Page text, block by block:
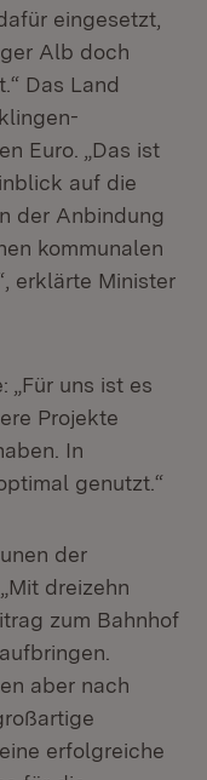
eingesetzt,
Alb doch
Das Land
Euro. „Das ist
auf die
der Anbindung
kommunalen
erklärte Minister
„Für uns ist es
Projekte
In
genutzt.“
der
dreizehn
zum Bahnhof
aber nach
erfolgreiche